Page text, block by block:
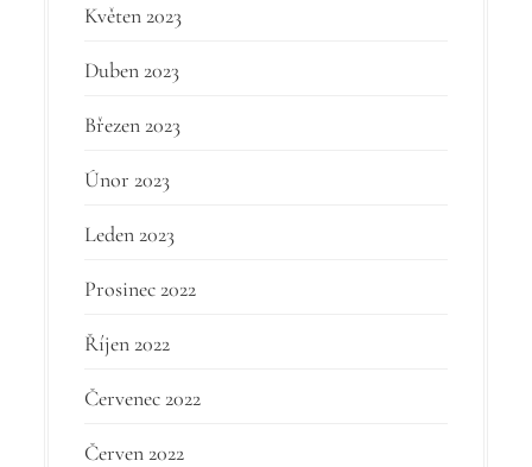
Květen 2023
Duben 2023
Březen 2023
Únor 2023
Leden 2023
Prosinec 2022
Říjen 2022
Červenec 2022
Červen 2022